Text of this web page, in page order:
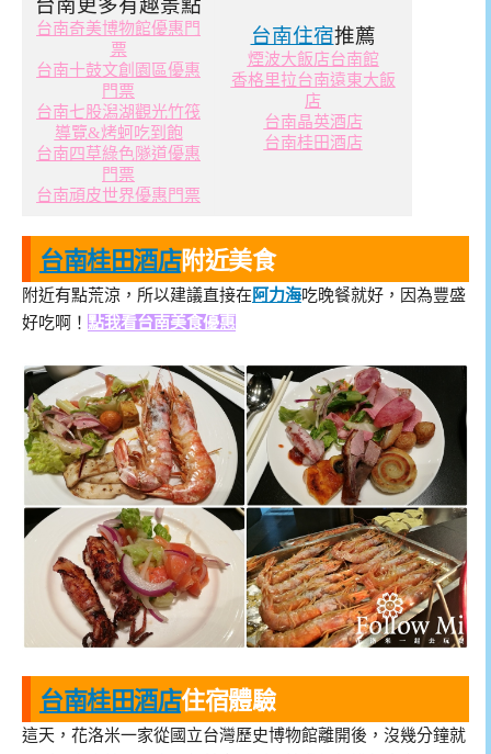
台南奇美博物館優惠門
票
台南十鼓文創園區優惠
門票
台南七股潟湖觀光竹筏
導覽&烤蚵吃到飽
台南四草綠色隧道優惠
門票
台南頑皮世界優惠門票
台南住宿推薦
煙波大飯店台南館
香格里拉台南遠東大飯
店
台南晶英酒店
台南桂田酒店
台南桂田酒店附近美食
附近有點荒涼，所以建議直接在阿力海吃晚餐就好，因為豐盛
好吃啊！ 點我看台南美食優惠
台南桂田酒店住宿體驗
這天，花洛米一家從國立台灣歷史博物館離開後，沒幾分鐘就